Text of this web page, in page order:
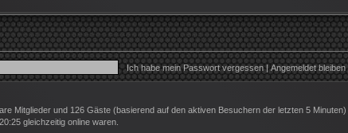
Ich habe mein Passwort vergessen | Angemeldet bleiben
Mitglieder und 126 Gäste (basierend auf den aktiven Besuchern der letzten 5 Minuten)
gleichzeitig online waren.